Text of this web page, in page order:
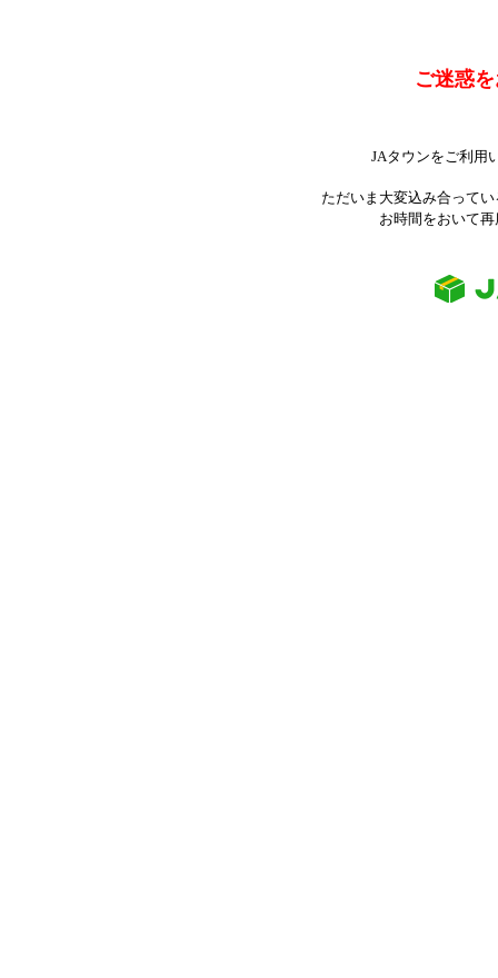
ご迷惑
JAタウンをご利用
ただいま大変込み合って
お時間をおいて